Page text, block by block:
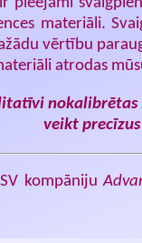
pieejami
materiāli.
vērtību
atrodas
nokalibrētas
veikt
kompāniju